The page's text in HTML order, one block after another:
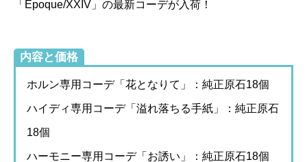
「Epoque/XXIV」の最新コーデが入荷！
内容と価格
ホルン専用コーデ「花となりて」：純正原石18個
ハイディ専用コーデ「溢れ落ちる手紙」：純正原石
18個
ハーモニー専用コーデ「お誘い」：純正原石18個